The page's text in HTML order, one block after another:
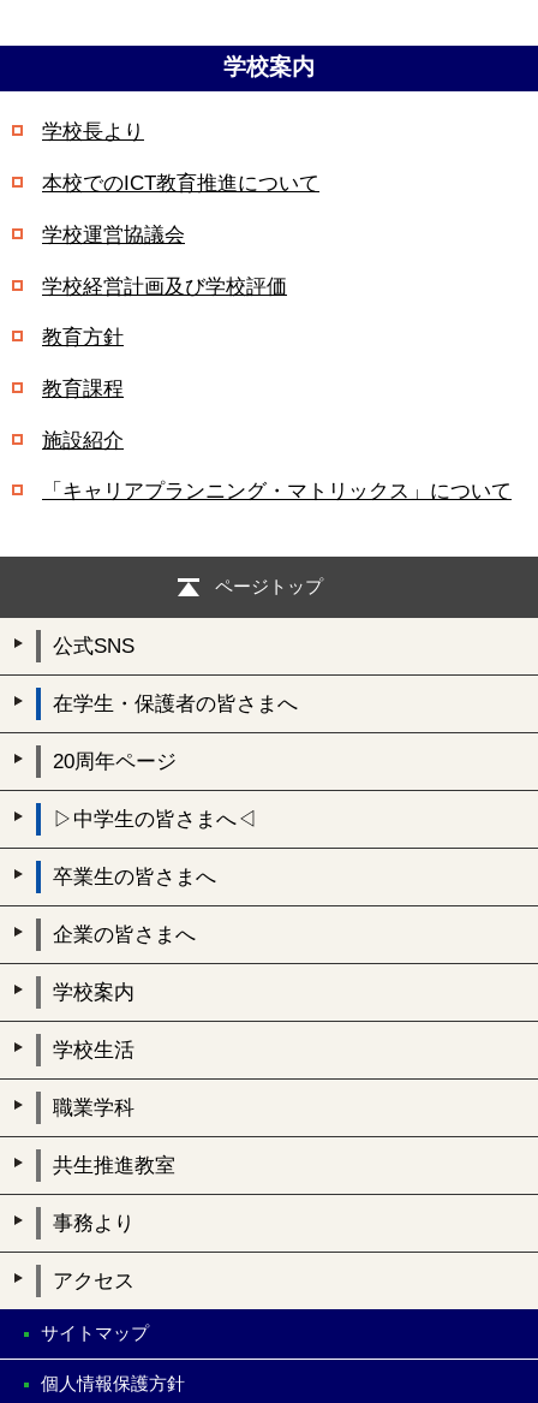
学校案内
学校長より
本校でのICT教育推進について
学校運営協議会
学校経営計画及び学校評価
教育方針
教育課程
施設紹介
「キャリアプランニング・マトリックス」について
ページトップ
公式SNS
在学生・保護者の皆さまへ
20周年ページ
▷中学生の皆さまへ◁
卒業生の皆さまへ
企業の皆さまへ
学校案内
学校生活
職業学科
共生推進教室
事務より
アクセス
サイトマップ
個人情報保護方針